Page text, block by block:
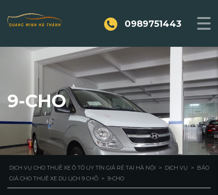
0989751443
9-CHO
DỊCH VỤ CHO THUÊ XE Ô TÔ UY TÍN GIÁ RẺ TẠI HÀ NỘI > DỊCH VỤ > BÁO
GIÁ CHO THUÊ XE DU LỊCH 9 CHỖ > 9-CHO